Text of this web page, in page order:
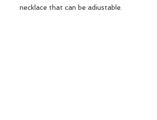
necklace that can be adjustable.